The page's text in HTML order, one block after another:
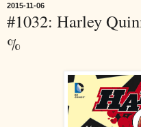
2015-11-06
#1032: Harley
%